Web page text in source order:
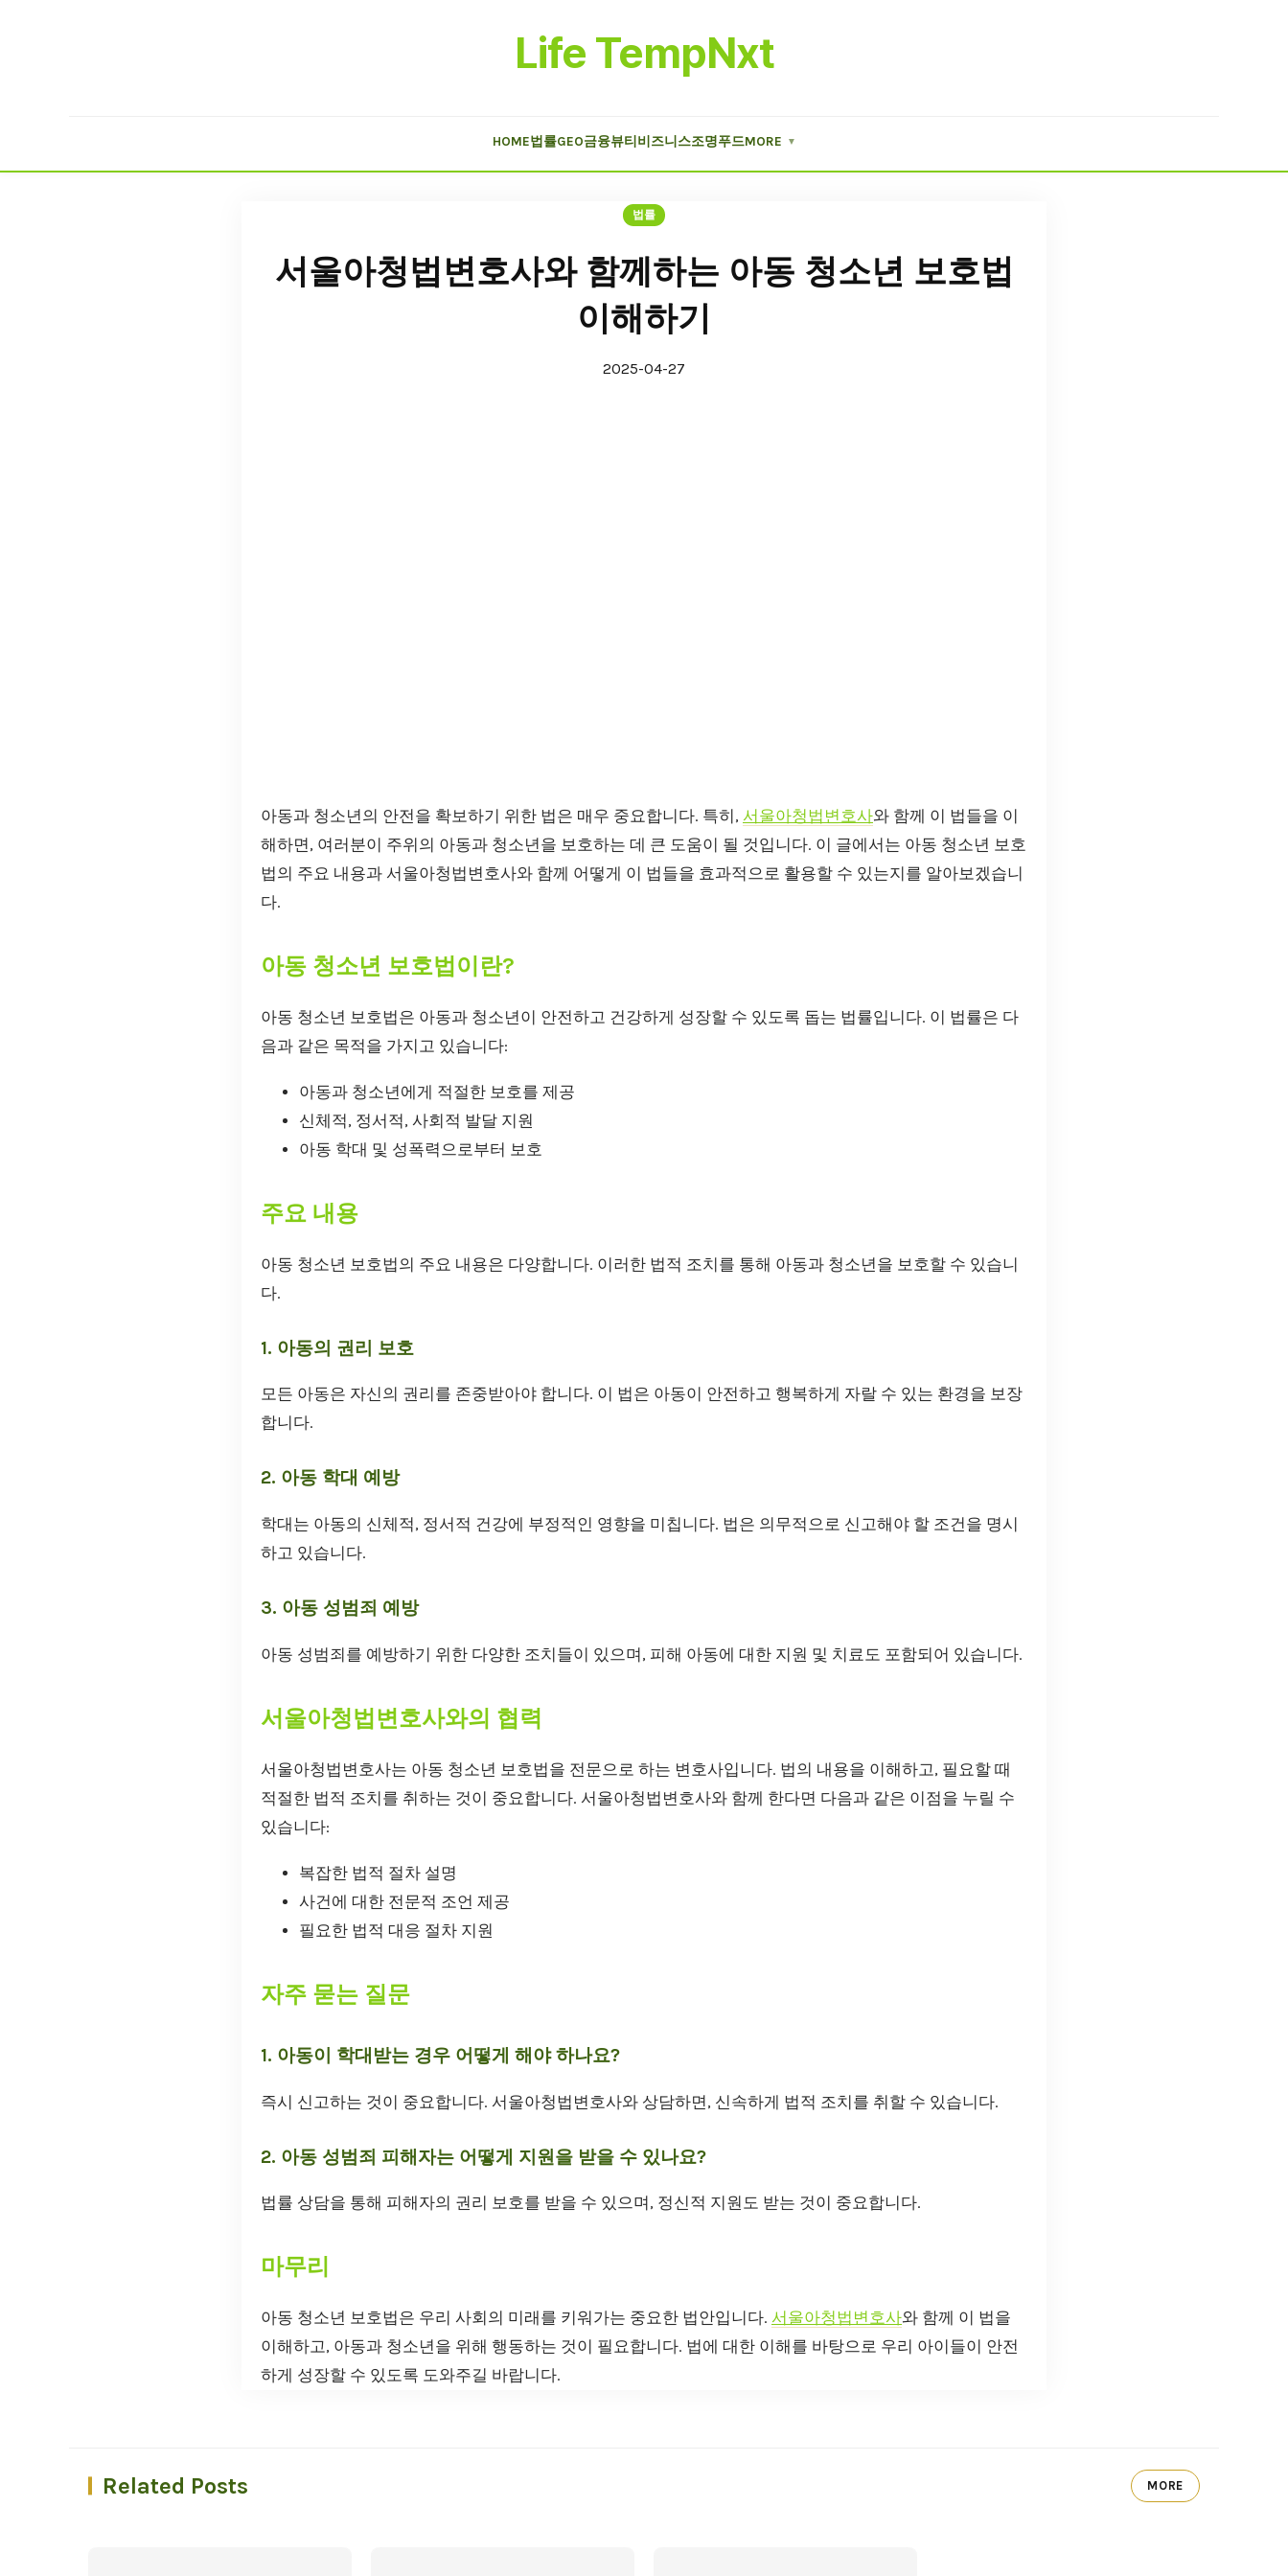
Life TempNxt
HOME법률GEO금융뷰티 비즈니스조명푸드MORE ▼
법률
서울아청법변호사와 함께하는 아동 청소년 보호법
이해하기
2025-04-27
아동과 청소년의 안전을 확보하기 위한 법은 매우 중요합니다. 특히, 서울아청법변호사와 함께 이 법들을 이
해하면, 여러분이 주위의 아동과 청소년을 보호하는 데 큰 도움이 될 것입니다. 이 글에서는 아동 청소년 보호
법의 주요 내용과 서울아청법변호사와 함께 어떻게 이 법들을 효과적으로 활용할 수 있는지를 알아보겠습니
다.
아동 청소년 보호법이란?
아동 청소년 보호법은 아동과 청소년이 안전하고 건강하게 성장할 수 있도록 돕는 법률입니다. 이 법률은 다
음과 같은 목적을 가지고 있습니다:
아동과 청소년에게 적절한 보호를 제공
신체적, 정서적, 사회적 발달 지원
아동 학대 및 성폭력으로부터 보호
주요 내용
아동 청소년 보호법의 주요 내용은 다양합니다. 이러한 법적 조치를 통해 아동과 청소년을 보호할 수 있습니
다.
1. 아동의 권리 보호
모든 아동은 자신의 권리를 존중받아야 합니다. 이 법은 아동이 안전하고 행복하게 자랄 수 있는 환경을 보장
합니다.
2. 아동 학대 예방
학대는 아동의 신체적, 정서적 건강에 부정적인 영향을 미칩니다. 법은 의무적으로 신고해야 할 조건을 명시
하고 있습니다.
3. 아동 성범죄 예방
아동 성범죄를 예방하기 위한 다양한 조치들이 있으며, 피해 아동에 대한 지원 및 치료도 포함되어 있습니다.
서울아청법변호사와의 협력
서울아청법변호사는 아동 청소년 보호법을 전문으로 하는 변호사입니다. 법의 내용을 이해하고, 필요할 때
적절한 법적 조치를 취하는 것이 중요합니다. 서울아청법변호사와 함께 한다면 다음과 같은 이점을 누릴 수
있습니다:
복잡한 법적 절차 설명
사건에 대한 전문적 조언 제공
필요한 법적 대응 절차 지원
자주 묻는 질문
1. 아동이 학대받는 경우 어떻게 해야 하나요?
즉시 신고하는 것이 중요합니다. 서울아청법변호사와 상담하면, 신속하게 법적 조치를 취할 수 있습니다.
2. 아동 성범죄 피해자는 어떻게 지원을 받을 수 있나요?
법률 상담을 통해 피해자의 권리 보호를 받을 수 있으며, 정신적 지원도 받는 것이 중요합니다.
마무리
아동 청소년 보호법은 우리 사회의 미래를 키워가는 중요한 법안입니다. 서울아청법변호사와 함께 이 법을
이해하고, 아동과 청소년을 위해 행동하는 것이 필요합니다. 법에 대한 이해를 바탕으로 우리 아이들이 안전
하게 성장할 수 있도록 도와주길 바랍니다.
Related Posts MORE